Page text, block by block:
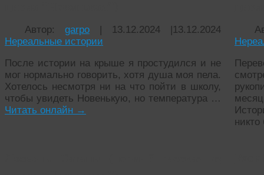
Автор: garpo 13.12.2024
13.12.2024
Нереальные истории
После истории на крыше я простудился и не
мог нормально говорить, хотя душа моя пела.
Хотелось несмотря ни на что пойти в школу,
чтобы увидеть Новенькую, но температура …
Читать онлайн →